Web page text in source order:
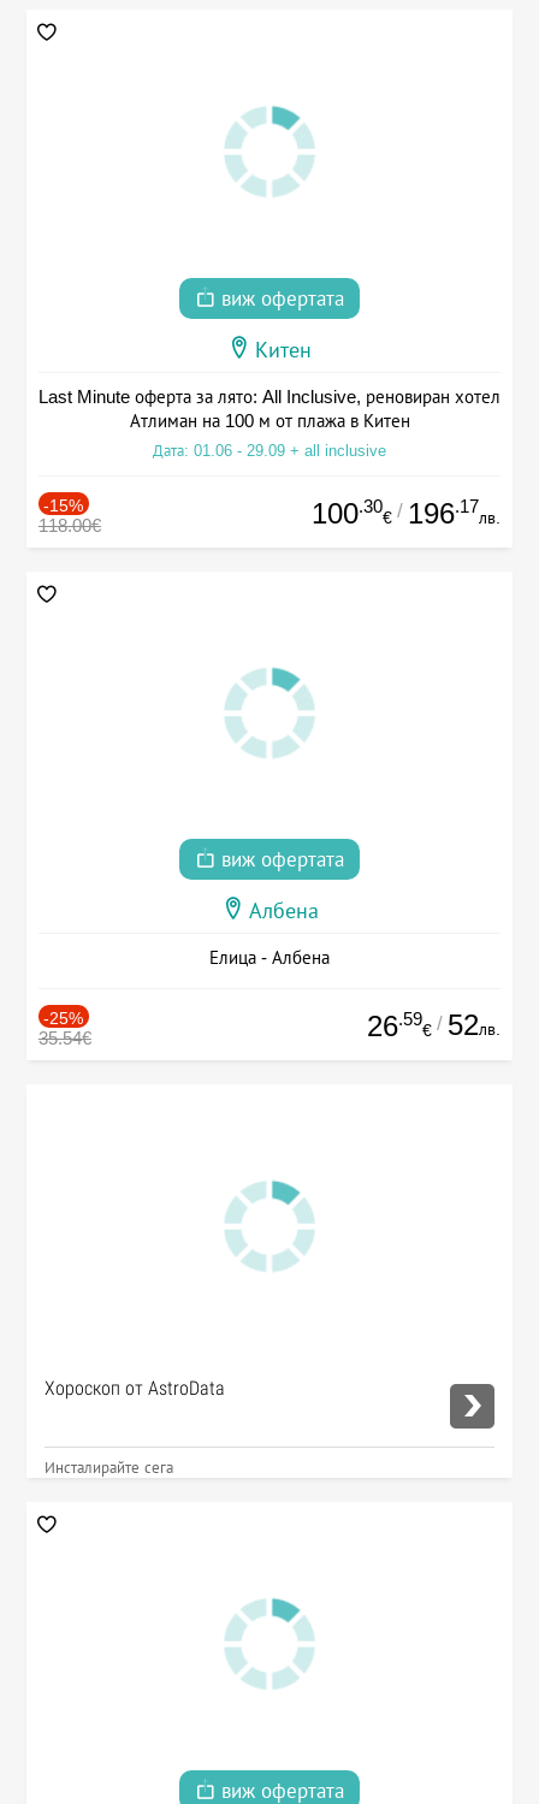
виж офертата
Китен
Last Minute оферта за лято: All Inclusive, реновиран хотел
Атлиман на 100 м от плажа в Китен
Дата: 01.06 - 29.09 + all inclusive
-15%
118.00€ 100.30
€ / 196.17
лв.
виж офертата
Албена
Елица - Албена
-25%
35.54€ 26.59
€ / 52лв.
Хороскоп от AstroData
Инсталирайте сега
виж офертата